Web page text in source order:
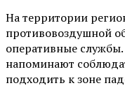
На территории
противовоздушной
оперативные
напоминают
подходить к зоне